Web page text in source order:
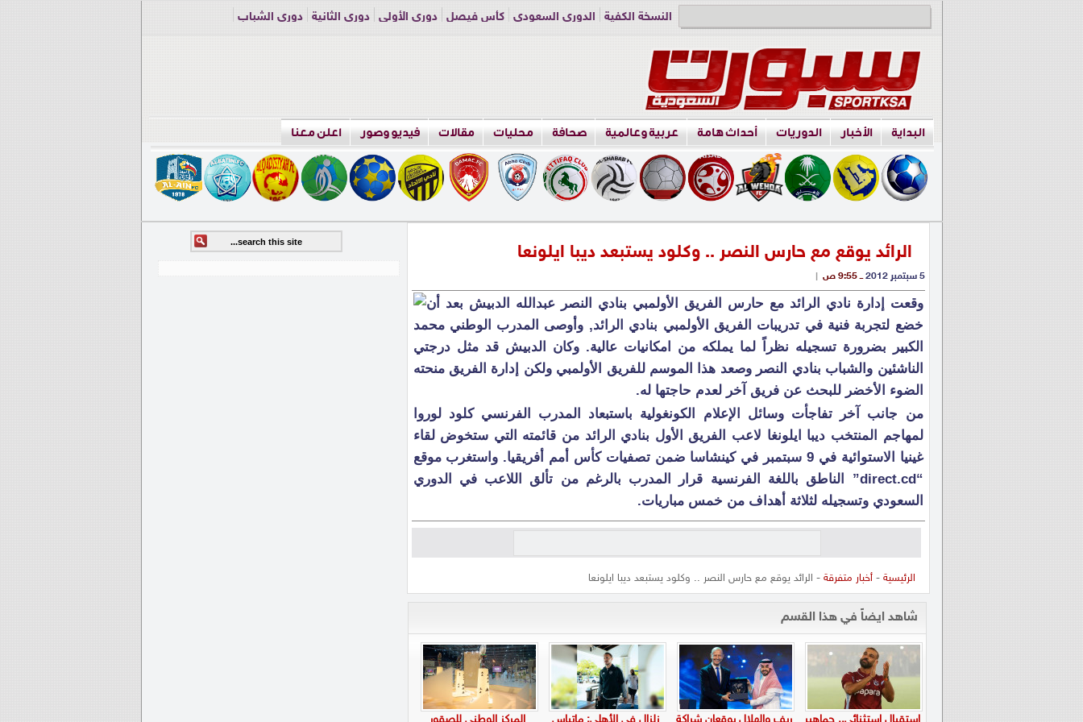
النسخة الكفية الدوري السعودي كأس فيصل دوري الأولى دوري الثانية
دوري الشباب
البداية الأخبار الدوريات أحداث هامة عربية وعالمية صحافة محليات مقالات فيديو وصور اعلن معنا
الرائد يوقع مع حارس النصر .. وكلود يستبعد ديبا ايلونعا
5 سبتمبر 2012 ــ 9:55 ص |
وقعت إدارة نادي الرائد مع حارس الفريق الأولمبي بنادي النصر عبدالله الدبيش بعد أن
خضع لتجربة فنية في تدريبات الفريق الأولمبي بنادي الرائد, وأوصى المدرب الوطني محمد
الكبير بضرورة تسجيله نظراً لما يملكه من امكانيات عالية. وكان الدبيش قد مثل درجتي
الناشئين والشباب بنادي النصر وصعد هذا الموسم للفريق الأولمبي ولكن إدارة الفريق منحته
الضوء الأخضر للبحث عن فريق آخر لعدم حاجتها له.
من جانب آخر تفاجأت وسائل الإعلام الكونغولية باستبعاد المدرب الفرنسي كلود لوروا
لمهاجم المنتخب ديبا ايلونغا لاعب الفريق الأول بنادي الرائد من قائمته التي ستخوض لقاء
غينيا الاستوائية في 9 سبتمبر في كينشاسا ضمن تصفيات كأس أمم أفريقيا. واستغرب موقع
“direct.cd” الناطق باللغة الفرنسية قرار المدرب بالرغم من تألق اللاعب في الدوري
السعودي وتسجيله لثلاثة أهداف من خمس مباريات.
الرئيسية -أخبار متفرقة - الرائد يوقع مع حارس النصر .. وكلود يستبعد ديبا ايلونعا
شاهد ايضاً في هذا القسم